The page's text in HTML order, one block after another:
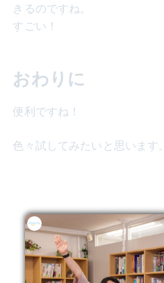
きるのですね。
すごい！
おわりに
便利ですね！
色々試してみたいと思います。